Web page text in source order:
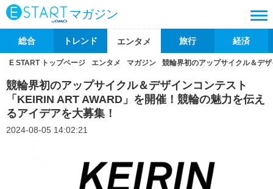
マガジン
総合 トレンド エンタメ 旅行 経済
E START トップページ エンタメ マガジン 競輪界初のアップサイクル＆デ
競輪界初のアップサイクル＆デザインコンテスト
「KEIRIN ART AWARD」を開催！競輪の魅力を伝え
るアイデアを大募集！
2024-08-05 14:02:21